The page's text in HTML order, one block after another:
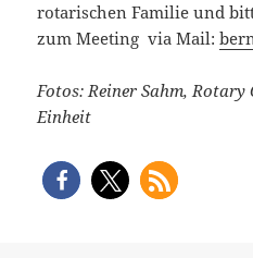
rotarischen Familie und
zum Meeting via Mail:
Fotos: Reiner Sahm,
Einheit